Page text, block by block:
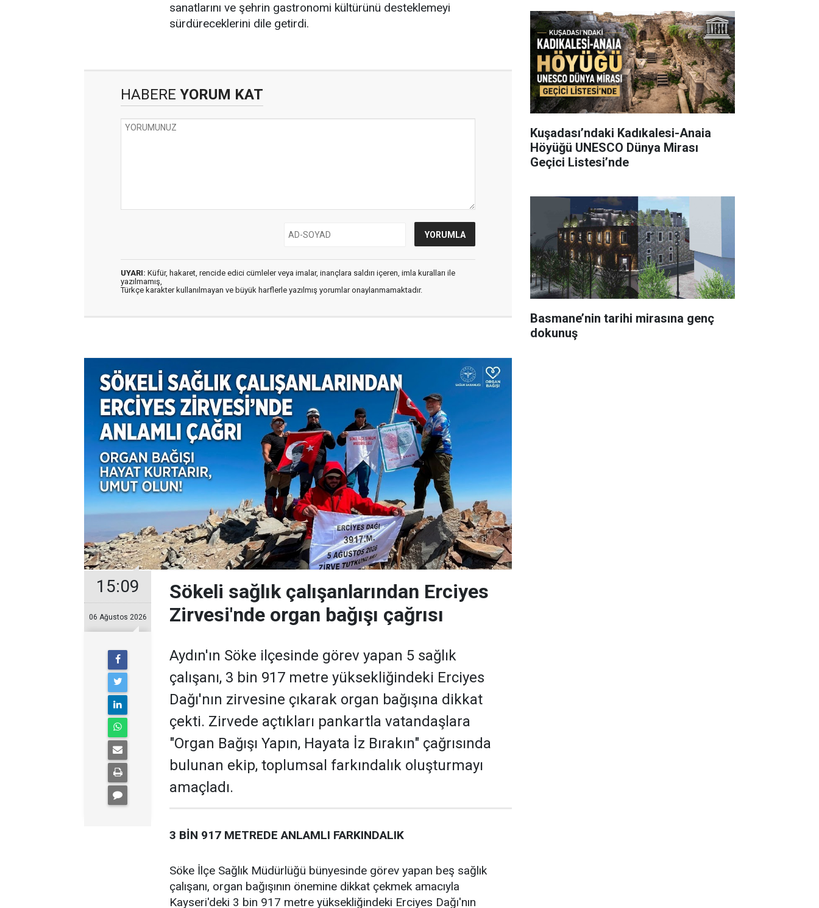
sanatlarını ve şehrin gastronomi kültürünü desteklemeyi
sürdüreceklerini dile getirdi.
HABERE YORUM KAT
UYARI: Küfür, hakaret, rencide edici cümleler veya imalar, inançlara saldırı içeren, imla kuralları ile
yazılmamış,
Türkçe karakter kullanılmayan ve büyük harflerle yazılmış yorumlar onaylanmamaktadır.
15:09
06 Ağustos 2026
Sökeli sağlık çalışanlarından Erciyes
Zirvesi'nde organ bağışı çağrısı
Aydın'ın Söke ilçesinde görev yapan 5 sağlık
çalışanı, 3 bin 917 metre yüksekliğindeki Erciyes
Dağı'nın zirvesine çıkarak organ bağışına dikkat
çekti. Zirvede açtıkları pankartla vatandaşlara
"Organ Bağışı Yapın, Hayata İz Bırakın" çağrısında
bulunan ekip, toplumsal farkındalık oluşturmayı
amaçladı.
3 BİN 917 METREDE ANLAMLI FARKINDALIK
Söke İlçe Sağlık Müdürlüğü bünyesinde görev yapan beş sağlık
çalışanı, organ bağışının önemine dikkat çekmek amacıyla
Kayseri'deki 3 bin 917 metre yüksekliğindeki Erciyes Dağı'nın
Kuşadası’ndaki Kadıkalesi-Anaia
Höyüğü UNESCO Dünya Mirası
Geçici Listesi’nde
Basmane’nin tarihi mirasına genç
dokunuş